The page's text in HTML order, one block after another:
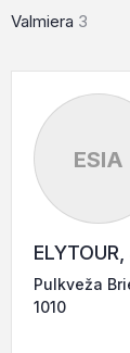
Valmiera 3
ESIA
ELYTOUR,
Pulkveža
1010